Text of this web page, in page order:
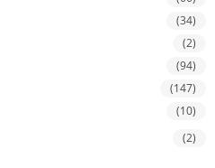
(34)
(2)
(94)
(147)
(10)
(2)